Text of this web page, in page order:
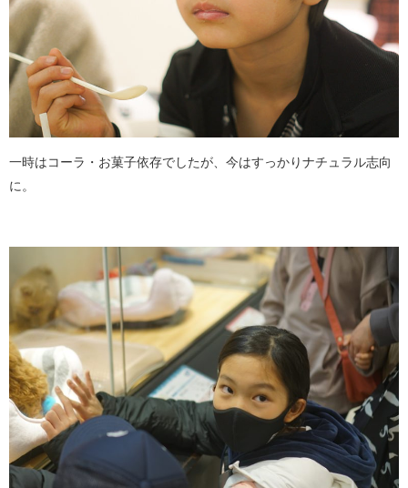
一時はコーラ・お菓子依存でしたが、今はすっかりナチュラル志向
に。